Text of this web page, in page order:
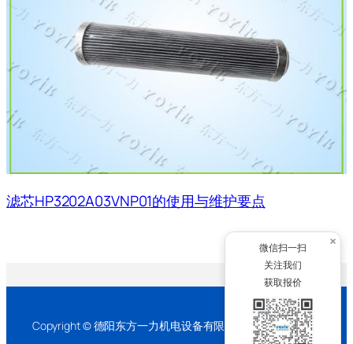
滤芯HP3202A03VNP01的使用与维护要点
Copyright © 德阳东方一力机电设备有限公司 2026 版权所有
×
微信扫一扫
关注我们
获取报价